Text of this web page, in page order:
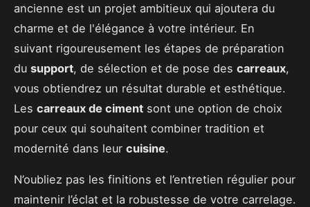
ancienne est un projet ambitieux qui ajoutera du
charme et de l'élégance à votre intérieur. En
suivant rigoureusement les étapes de préparation
du support, de sélection et de pose des carreaux,
vous obtiendrez un résultat durable et esthétique.
Les carreaux de ciment sont une option de choix
pour ceux qui souhaitent combiner tradition et
modernité dans leur cuisine.
N’oubliez pas les finitions et l’entretien régulier pour
maintenir l’éclat et la robustesse de votre carrelage.